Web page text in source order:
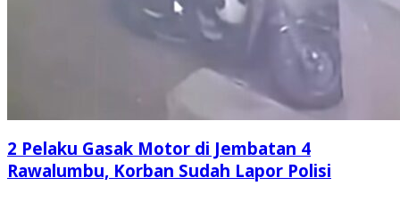
2 Pelaku Gasak Motor di Jembatan 4
Rawalumbu, Korban Sudah Lapor Polisi